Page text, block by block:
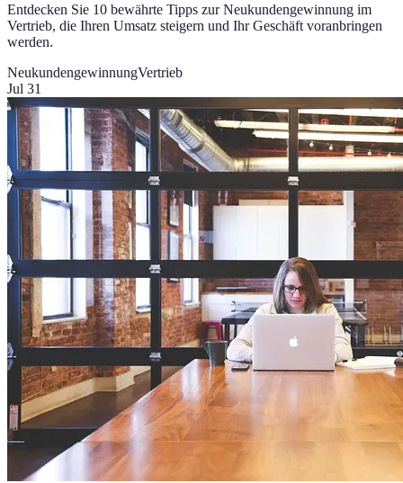
Entdecken Sie 10 bewährte Tipps zur Neukundengewinnung im
Vertrieb, die Ihren Umsatz steigern und Ihr Geschäft voranbringen
werden.
NeukundengewinnungVertrieb
Jul 31